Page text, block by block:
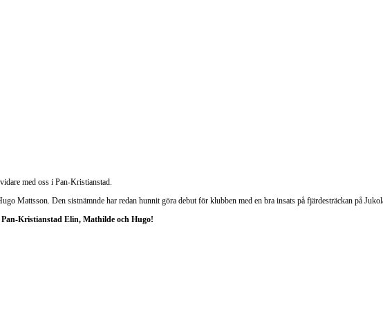
med oss i Pan-Kristianstad.
Mattsson. Den sistnämnde har redan hunnit göra debut för klubben med en bra insats på fjärdesträckan på
Kristianstad Elin, Mathilde och Hugo!